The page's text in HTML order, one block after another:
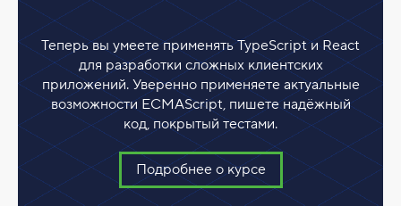
Теперь вы умеете применять TypeScript и React
для разработки сложных клиентских
приложений. Уверенно применяете актуальные
возможности ECMAScript, пишете надёжный
код, покрытый тестами.
Подробнее о курсе